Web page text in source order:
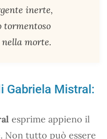
inerte,
tormentoso
morte.
Gabriela Mistral:
esprime appieno il
Non tutto può essere